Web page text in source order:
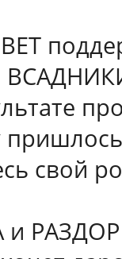
свой
РАЗДОР